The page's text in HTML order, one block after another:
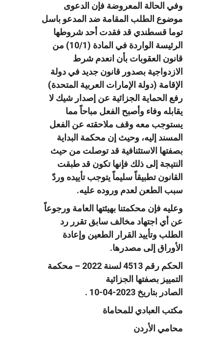
وفي الحالة المعروضة فإن الدعوى
موضوع الطلب المقامة ضد المدعو باسل
توما قسطندي قد فقدت أحد شروطها
الرئيسة الواردة في المادة (10/1) من
قانون العقوبات بأن انعدم شرط
الازدواجية بصدور قانون جديد في دولة
الإقامة (دولة الإمارات العربية المتحدة)
رفع الحماية الجزائية عن إصدار شيك لا
يقابله وفاء وأصبح الفعل مباحاً مما
يستوجب معه وقف ملاحقته عن الفعل
المسند إليه، وحيث إن محكمة البداية
بصفتها الاستئنافية قد توصلت من حيث
النتيجة إلى ذلك فإنها تكون قد طبقت
القانون تطبيقاً سليماً يتوجب تأييده وردّ
سبب الطعن لعدم وروده عليه.
وعليه فإن محكمتنا بهيئتها العامة ورجوعاً
عن أي اجتهاد مخالف سابق تقرر رد
الطلب وتأييد القرار الطعين وإعادة
الأوراق إلى مصدرها.
الحكم رقم 4513 لسنة 2022 – محكمة
التمييز بصفتها الجزائية
الصادر بتاريخ 2023-04-10 .
مكتب العبادي للمحاماة
محامي الأردن